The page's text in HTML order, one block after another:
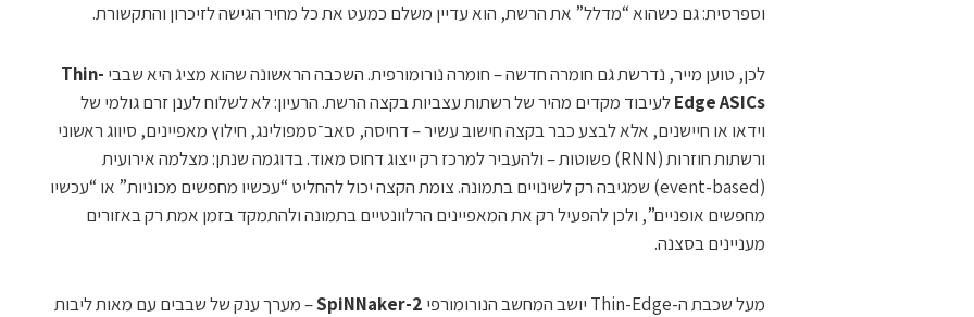
וספרסית: גם כשהוא “מדלל” את הרשת, הוא עדיין משלם כמעט את כל מחיר הגישה לזיכרון והתקשורת.
לכן, טוען מייר, נדרשת גם חומרה חדשה – חומרה נורומורפית. השכבה הראשונה שהוא מציג היא שבבי Thin-
Edge ASICsלעיבוד מקדים מהיר של רשתות עצביות בקצה הרשת. הרעיון: לא לשלוח לענן זרם גולמי של
וידאו או חיישנים, אלא לבצע כבר בקצה חישוב עשיר – דחיסה, סאב־סמפולינג, חילוץ מאפיינים, סיווג ראשוני
ורשתות חוזרות (RNN) פשוטות – ולהעביר למרכז רק ייצוג דחוס מאוד. בדוגמה שנתן: מצלמה אירועית
(event-based) שמגיבה רק לשינויים בתמונה. צומת הקצה יכול להחליט “עכשיו מחפשים מכוניות” או “עכשיו
מחפשים אופניים”, ולכן להפעיל רק את המאפיינים הרלוונטיים בתמונה ולהתמקד בזמן אמת רק באזורים
מעניינים בסצנה.
מעל שכבת ה-Thin-Edge יושב המחשב הנורומורפי SpiNNaker-2– מערך ענק של שבבים עם מאות ליבות